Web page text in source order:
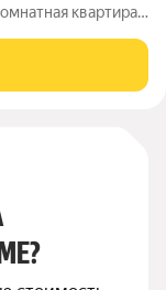
25 метров